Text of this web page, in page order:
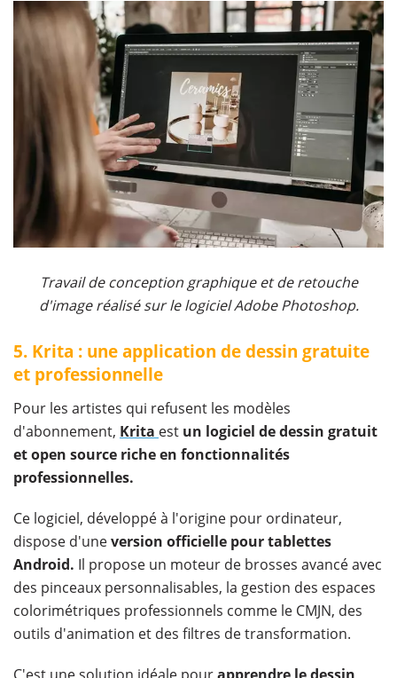
Travail de conception graphique et de retouche
d'image réalisé sur le logiciel Adobe Photoshop.
5. Krita : une application de dessin gratuite
et professionnelle
Pour les artistes qui refusent les modèles
d'abonnement, Krita est un logiciel de dessin gratuit
et open source riche en fonctionnalités
professionnelles.
Ce logiciel, développé à l'origine pour ordinateur,
dispose d'uneversion officielle pour tablettes
Android. Il propose un moteur de brosses avancé avec
des pinceaux personnalisables, la gestion des espaces
colorimétriques professionnels comme le CMJN, des
outils d'animation et des filtres de transformation.